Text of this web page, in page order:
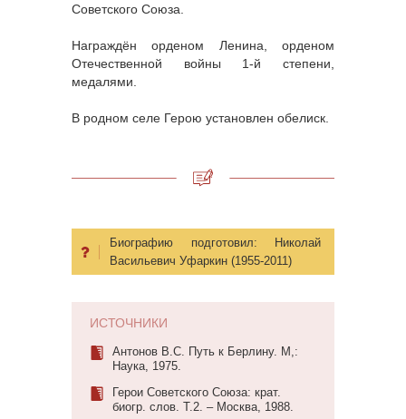
Советского Союза.
Награждён орденом Ленина, орденом
Отечественной войны 1-й степени,
медалями.
В родном селе Герою установлен обелиск.
Биографию подготовил:
Николай
Васильевич Уфаркин (1955-2011)
ИСТОЧНИКИ
Антонов В.С. Путь к Берлину. М,:
Наука, 1975.
Герои Советского Союза: крат.
биогр. слов. Т.2. – Москва, 1988.